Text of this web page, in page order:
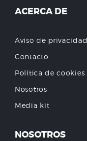
ACERCA DE
Aviso de privacidad
Contacto
Política de cookies
Nosotros
Media kit
NOSOTROS